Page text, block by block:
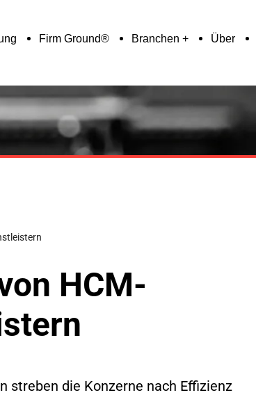
Firm Ground® Branchen Über
HCM-
streben die Konzerne nach Effizienz